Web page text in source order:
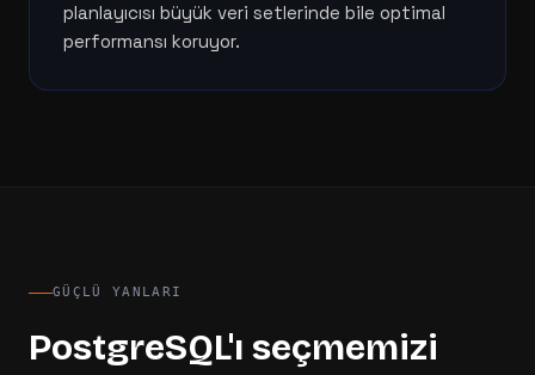
planlayıcısı büyük veri setlerinde bile optimal
performansı koruyor.
GÜÇLÜ YANLARI
PostgreSQL'ı seçmemizi